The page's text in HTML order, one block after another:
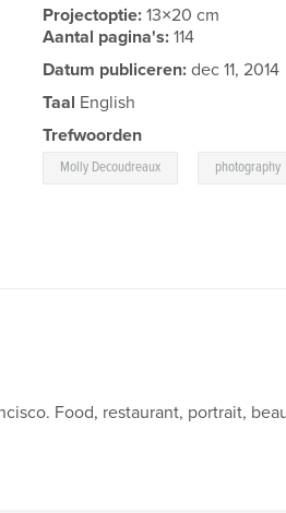
Projectoptie:13×20 cm
Aantal pagina's:114
Datum publiceren: dec 11, 2014
Taal English
Trefwoorden
Molly Decoudreaux photography
Food, restaurant, portrait,